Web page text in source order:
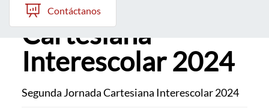
Quiénes somos
Líneas de trabajo 2025-2028
Historia
Contáctanos
Segunda Jornada
Cartesiana
Interescolar 2024
Segunda Jornada Cartesiana Interescolar 2024